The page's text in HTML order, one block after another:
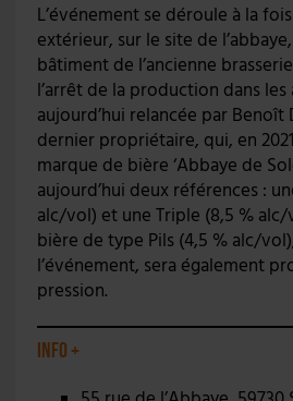
L’événement se déroule à la
extérieur, sur le site de
bâtiment de l’ancienne
l’arrêt de la production dans les
aujourd’hui relancée par Benoît
dernier propriétaire, qui, en
marque de bière ‘Abbaye de
aujourd’hui deux références :
alc/vol) et une Triple (8,5 %
bière de type Pils (4,5 % alc/
l’événement, sera également
pression.
Info +